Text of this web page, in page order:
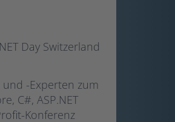
Day Switzerland
und -Experten zum
C#, ASP.NET
Konferenz